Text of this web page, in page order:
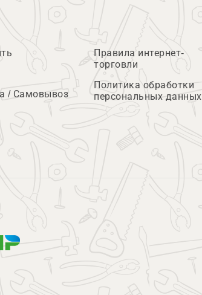
/ Самовывоз
Правила интернет-
торговли
Политика обработки
персональных данных